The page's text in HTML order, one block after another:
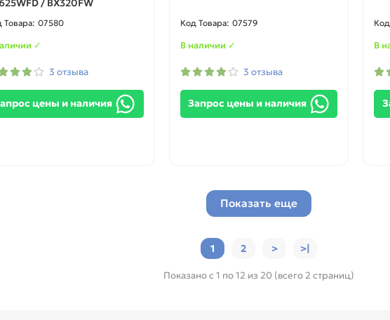
/ BX320FW
07580
✓
3 отзыва
цены и наличия
07579
В наличии ✓
3 отзыва
Запрос цены и наличия
В
Показать еще
1 2 > >|
Показано с 1 по 12 из 20 (всего 2 страниц)